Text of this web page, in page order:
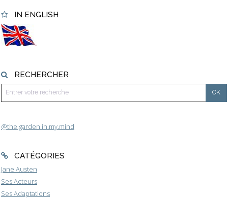
IN ENGLISH
RECHERCHER
@the.garden.in.my.mind
CATÉGORIES
Jane Austen
Ses Acteurs
Ses Adaptations